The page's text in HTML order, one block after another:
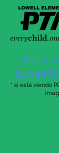
Nuevo
Lowell
* si está viendo